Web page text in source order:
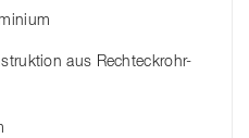
aus Rechteckrohr-